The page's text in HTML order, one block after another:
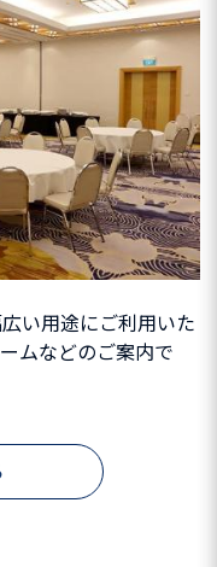
い用途にご利用いた
ムなどのご案内で